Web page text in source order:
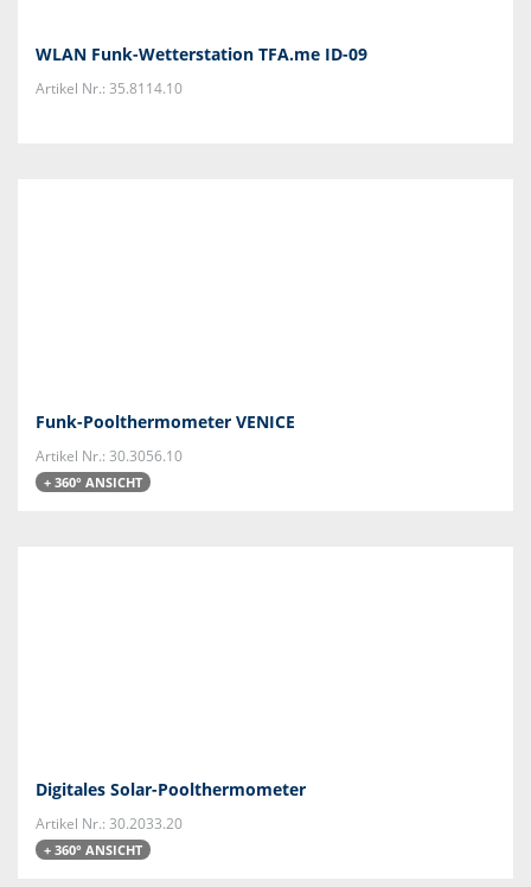
WLAN Funk-Wetterstation TFA.me ID-09
Artikel Nr.: 35.8114.10
Funk-Poolthermometer VENICE
Artikel Nr.: 30.3056.10
+ 360° ANSICHT
Digitales Solar-Poolthermometer
Artikel Nr.: 30.2033.20
+ 360° ANSICHT